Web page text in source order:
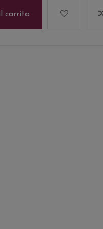
carrito